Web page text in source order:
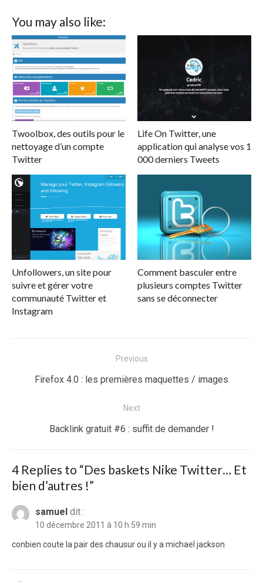
You may also like:
Twoolbox, des outils pour le
nettoyage d’un compte
Twitter
Life On Twitter, une
application qui analyse vos 1
000 derniers Tweets
Unfollowers, un site pour
suivre et gérer votre
communauté Twitter et
Instagram
Comment basculer entre
plusieurs comptes Twitter
sans se déconnecter
Previous
Previous
Firefox 4.0 : les premières maquettes / images
Next
Next
Backlink gratuit #6 : suffit de demander !
4 Replies to “Des baskets Nike Twitter… Et
bien d’autres !”
samuel dit :
10 décembre 2011 à 10 h 59 min
conbien coute la pair des chausur ou il y a michael jackson